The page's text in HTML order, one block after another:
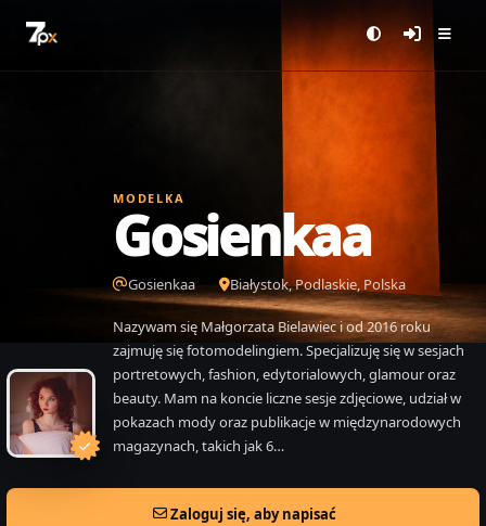
MODELKA
Gosienkaa
Gosienkaa Białystok, Podlaskie, Polska
Nazywam się Małgorzata Bielawiec i od 2016 roku
zajmuję się fotomodelingiem. Specjalizuję się w sesjach
portretowych, fashion, edytorialowych, glamour oraz
beauty. Mam na koncie liczne sesje zdjęciowe, udział w
pokazach mody oraz publikacje w międzynarodowych
magazynach, takich jak 6…
Zaloguj się, aby napisać